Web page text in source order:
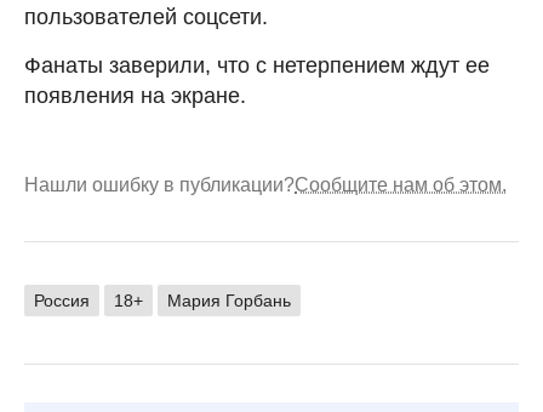
пользователей соцсети.
Фанаты заверили, что с нетерпением ждут ее
появления на экране.
Нашли ошибку в публикации?Сообщите нам об этом.
Россия 18+ Мария Горбань